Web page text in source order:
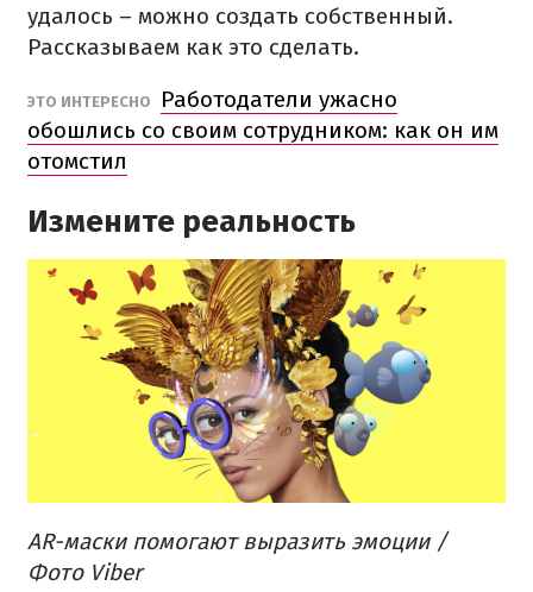
удалось – можно создать собственный.
Рассказываем как это сделать.
ЭТО ИНТЕРЕСНО
Работодатели ужасно
обошлись со своим сотрудником: как он им
отомстил
Измените реальность
AR-маски помогают выразить эмоции /
Фото Viber